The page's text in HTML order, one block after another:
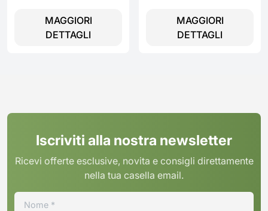
MAGGIORI
DETTAGLI
MAGGIORI
DETTAGLI
Iscriviti alla nostra newsletter
Ricevi offerte esclusive, novita e consigli direttamente
nella tua casella email.